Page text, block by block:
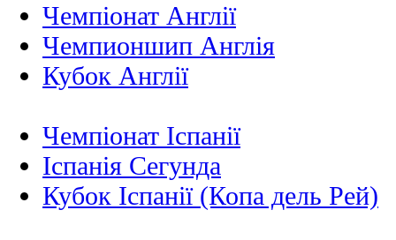
Чемпіонат Англії
Чемпионшип Англія
Кубок Англії
Чемпіонат Іспанії
Іспанія Сегунда
Кубок Іспанії (Копа дель Рей)